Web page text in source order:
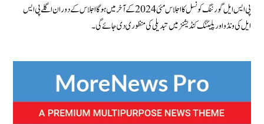
پی ایس ایل گورننگ کونسل کا اجلاس مئی 2024 کے آخر میں ہوگا اجلاس کے دوران اگلے پی ایس
ایل کی ونڈو اور پلیئنگ کنڈیشنز میں تبدیلی کی منظوری دی جائے گی۔